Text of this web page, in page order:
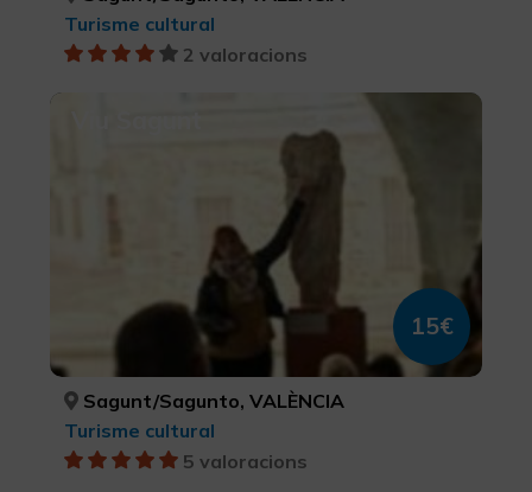
Turisme cultural
2 valoracions
15€
Sagunt/Sagunto, VALÈNCIA
Turisme cultural
5 valoracions